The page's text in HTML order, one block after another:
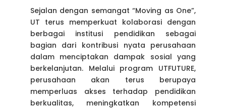
Sejalan dengan semangat “Moving as One”,
UT terus memperkuat kolaborasi dengan
berbagai institusi pendidikan sebagai
bagian dari kontribusi nyata perusahaan
dalam menciptakan dampak sosial yang
berkelanjutan. Melalui program UTFUTURE,
perusahaan akan terus berupaya
memperluas akses terhadap pendidikan
berkualitas, meningkatkan kompetensi